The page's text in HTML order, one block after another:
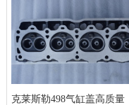
克莱斯勒498气缸盖高质量